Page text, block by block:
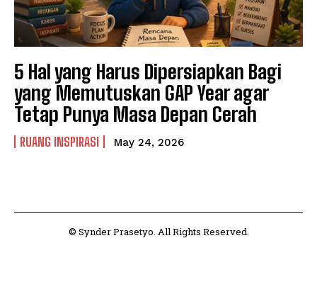
5 Hal yang Harus Dipersiapkan Bagi
yang Memutuskan GAP Year agar
Tetap Punya Masa Depan Cerah
RUANG INSPIRASI May 24, 2026
© Synder Prasetyo. All Rights Reserved.